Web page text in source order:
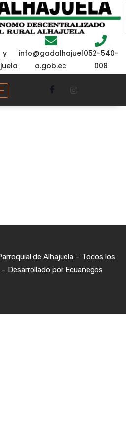
y
info@gadalhajuel
a.gob.ec
052-540-
008
de Alhajuela – Todos los
Desarrollado por Ecuanegos